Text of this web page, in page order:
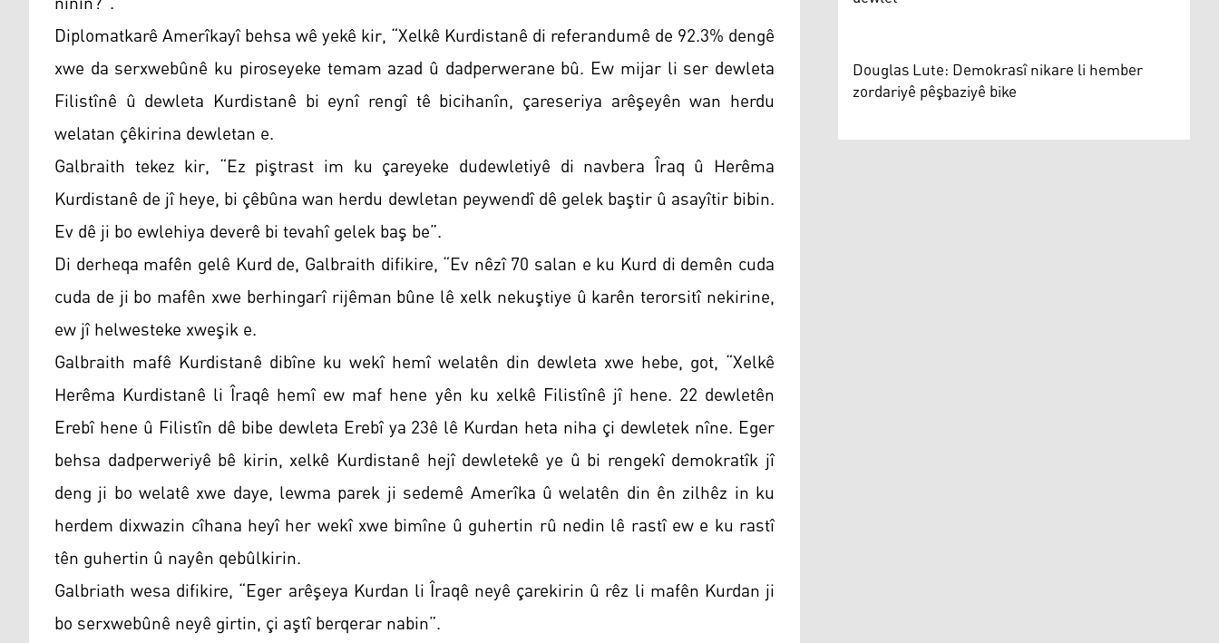
Diplomatkarê Amerîkayî behsa wê yekê kir, “Xelkê Kurdistanê di referandumê de 92.3% dengê
xwe da serxwebûnê ku piroseyeke temam azad û dadperwerane bû. Ew mijar li ser dewleta
Filistînê û dewleta Kurdistanê bi eynî rengî tê bicihanîn, çareseriya arêşeyên wan herdu
welatan çêkirina dewletan e.
Galbraith tekez kir, “Ez piştrast im ku çareyeke dudewletiyê di navbera Îraq û Herêma
Kurdistanê de jî heye, bi çêbûna wan herdu dewletan peywendî dê gelek baştir û asayîtir bibin.
Ev dê ji bo ewlehiya deverê bi tevahî gelek baş be”.
Di derheqa mafên gelê Kurd de, Galbraith difikire, “Ev nêzî 70 salan e ku Kurd di demên cuda
cuda de ji bo mafên xwe berhingarî rijêman bûne lê xelk nekuştiye û karên terorsitî nekirine,
ew jî helwesteke xweşik e.
Galbraith mafê Kurdistanê dibîne ku wekî hemî welatên din dewleta xwe hebe, got, “Xelkê
Herêma Kurdistanê li Îraqê hemî ew maf hene yên ku xelkê Filistînê jî hene. 22 dewletên
Erebî hene û Filistîn dê bibe dewleta Erebî ya 23ê lê Kurdan heta niha çi dewletek nîne. Eger
behsa dadperweriyê bê kirin, xelkê Kurdistanê hejî dewletekê ye û bi rengekî demokratîk jî
deng ji bo welatê xwe daye, lewma parek ji sedemê Amerîka û welatên din ên zilhêz in ku
herdem dixwazin cîhana heyî her wekî xwe bimîne û guhertin rû nedin lê rastî ew e ku rastî
tên guhertin û nayên qebûlkirin.
Galbriath wesa difikire, “Eger arêşeya Kurdan li Îraqê neyê çarekirin û rêz li mafên Kurdan ji
bo serxwebûnê neyê girtin, çi aştî berqerar nabin”.
Douglas Lute: Demokrasî nikare li hember
zordariyê pêşbaziyê bike